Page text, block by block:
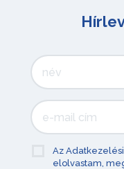
Az
elolvastam,